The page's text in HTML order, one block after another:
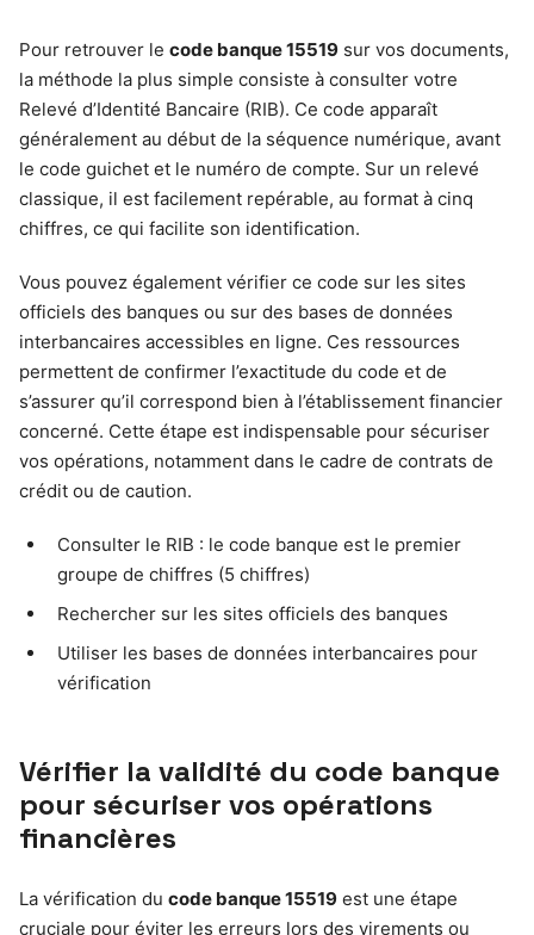
Pour retrouver le code banque 15519 sur vos documents,
la méthode la plus simple consiste à consulter votre
Relevé d’Identité Bancaire (RIB). Ce code apparaît
généralement au début de la séquence numérique, avant
le code guichet et le numéro de compte. Sur un relevé
classique, il est facilement repérable, au format à cinq
chiffres, ce qui facilite son identification.
Vous pouvez également vérifier ce code sur les sites
officiels des banques ou sur des bases de données
interbancaires accessibles en ligne. Ces ressources
permettent de confirmer l’exactitude du code et de
s’assurer qu’il correspond bien à l’établissement financier
concerné. Cette étape est indispensable pour sécuriser
vos opérations, notamment dans le cadre de contrats de
crédit ou de caution.
Consulter le RIB : le code banque est le premier
groupe de chiffres (5 chiffres)
Rechercher sur les sites officiels des banques
Utiliser les bases de données interbancaires pour
vérification
Vérifier la validité du code banque
pour sécuriser vos opérations
financières
La vérification du code banque 15519 est une étape
cruciale pour éviter les erreurs lors des virements ou